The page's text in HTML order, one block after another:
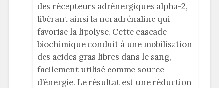
des récepteurs adrénergiques alpha-2,
libérant ainsi la noradrénaline qui
favorise la lipolyse. Cette cascade
biochimique conduit à une mobilisation
des acides gras libres dans le sang,
facilement utilisé comme source
d’énergie. Le résultat est une réduction